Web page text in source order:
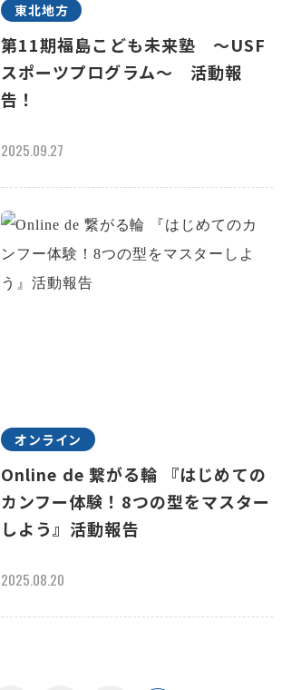
東北地方
第11期福島こども未来塾 ～USF
スポーツプログラム～ 活動報
告！
2025.09.27
オンライン
Online de 繋がる輪 『はじめての
カンフー体験！8つの型をマスター
しよう』活動報告
2025.08.20